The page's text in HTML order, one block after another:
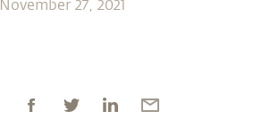
November 27, 2021